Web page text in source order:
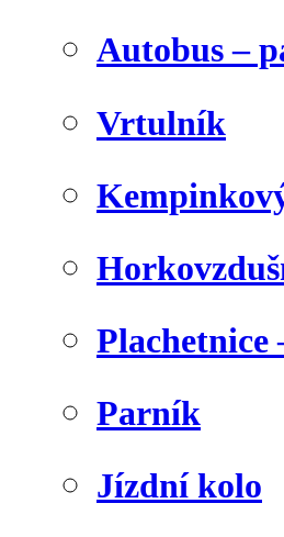
Autobus –
Vrtulník
Plachetnice
Parník
Jízdní kolo